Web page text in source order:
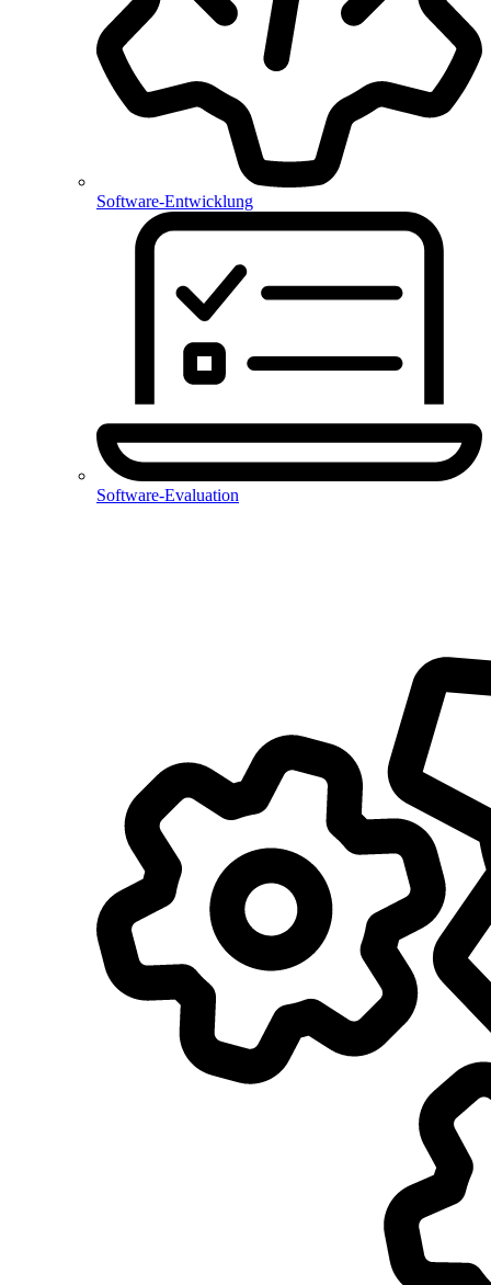
Software-Entwicklung
Software-Evaluation